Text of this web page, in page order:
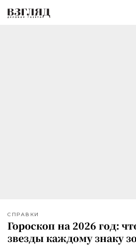
СПРАВКИ
Гороскоп на 2026 год:
звезды каждому знаку